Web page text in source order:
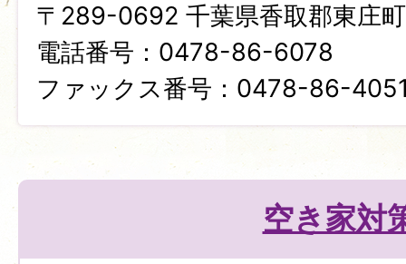
〒289-0692 千葉県香取郡東庄
電話番号：0478-86-6078
ファックス番号：0478-86-
空き家対